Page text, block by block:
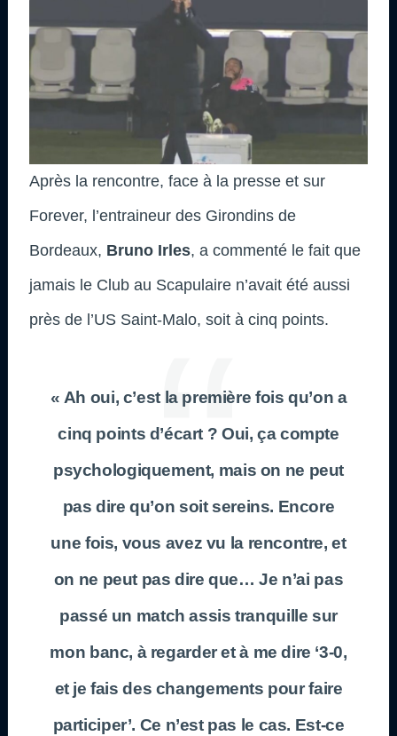
Après la rencontre, face à la presse et sur
Forever, l’entraineur des Girondins de
Bordeaux, Bruno Irles, a commenté le fait que
jamais le Club au Scapulaire n’avait été aussi
près de l’US Saint-Malo, soit à cinq points.
« Ah oui, c’est la première fois qu’on a
cinq points d’écart ? Oui, ça compte
psychologiquement, mais on ne peut
pas dire qu’on soit sereins. Encore
une fois, vous avez vu la rencontre, et
on ne peut pas dire que… Je n’ai pas
passé un match assis tranquille sur
mon banc, à regarder et à me dire ‘3-0,
et je fais des changements pour faire
participer’. Ce n’est pas le cas. Est-ce